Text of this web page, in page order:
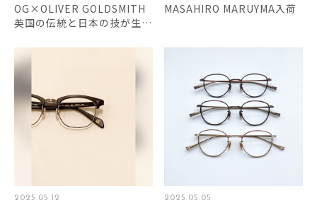
OG×OLIVER GOLDSMITH
英国の伝統と日本の技が生ん
MASAHIRO MARUYMA入荷
2025.05.12 2025.05.05